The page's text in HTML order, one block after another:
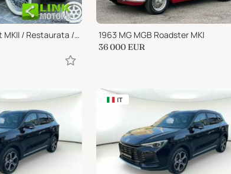
1952 MG TD Midget MKII / Restaurata / Targa ROMA / ASI 1963 MG MGB Roadster MKI
36 000 EUR
IT